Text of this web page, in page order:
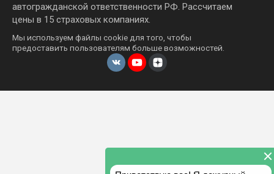
автогражданской ответственности РФ. Рассчитаем
цены в 15 страховых компаниях.
Мы используем файлы cookie для того, чтобы
предоставить пользователям больше возможностей.